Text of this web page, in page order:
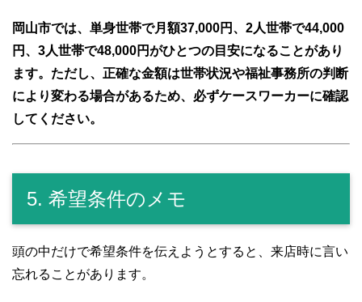
岡山市では、単身世帯で月額37,000円、2人世帯で44,000
円、3人世帯で48,000円がひとつの目安になることがあり
ます。ただし、正確な金額は世帯状況や福祉事務所の判断
により変わる場合があるため、必ずケースワーカーに確認
してください。
5. 希望条件のメモ
頭の中だけで希望条件を伝えようとすると、来店時に言い
忘れることがあります。